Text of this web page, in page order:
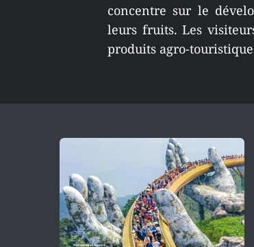
concentre sur le
leurs fruits. Les
produits agro-